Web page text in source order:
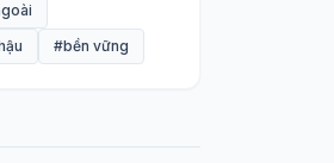
#bền vững